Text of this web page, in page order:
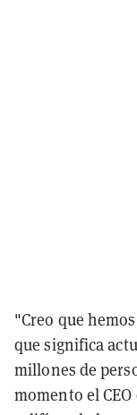
"Creo que
que significa
millones de
momento el